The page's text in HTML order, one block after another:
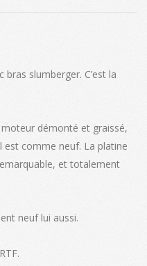
slumberger. C’est la
démonté et graissé,
comme neuf. La platine
et totalement
neuf lui aussi.